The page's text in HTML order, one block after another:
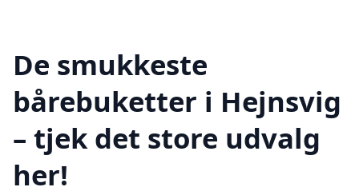
De smukkeste
bårebuketter i Hejnsvig
– tjek det store udvalg
her!